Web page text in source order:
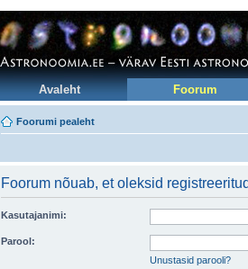
Avaleht Foorum
Foorumi pealeht
Foorum nõuab, et oleksid
Kasutajanimi:
Parool:
Unustasid parooli?